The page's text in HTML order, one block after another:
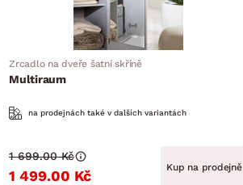
Zrcadlo na dveře šatní skříně
Multiraum
na prodejnách také v dalších variantách
1 499.00 Kč
1 699.00 Kč
Kup na prodejně